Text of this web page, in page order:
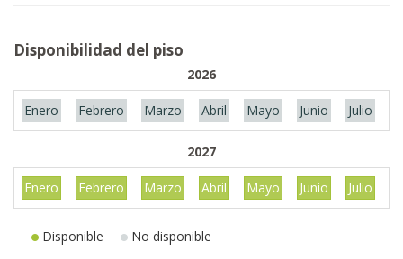
Disponibilidad del piso
2026
Enero Febrero Marzo Abril Mayo Junio Julio
2027
Enero Febrero Marzo Abril Mayo Junio Julio
Disponible No disponible